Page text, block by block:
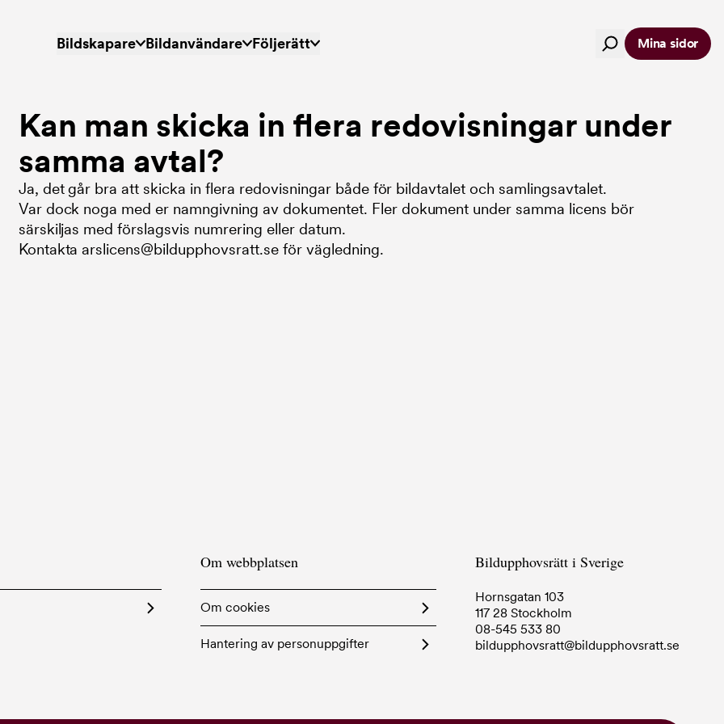
Huvudmeny
Bildskapare Bildanvändare Följerätt Mina sidor
Kan man skicka in flera redovisningar under
samma avtal?
Ja, det går bra att skicka in flera redovisningar både för bildavtalet och samlingsavtalet.
Var dock noga med er namngivning av dokumentet. Fler dokument under samma licens bör
särskiljas med förslagsvis numrering eller datum.
Kontakta arslicens@bildupphovsratt.se för vägledning.
Om webbplatsen
Om cookies
Hantering av personuppgifter
Bildupphovsrätt i Sverige
Hornsgatan 103
117 28 Stockholm
08-545 533 80
bildupphovsratt@bildupphovsratt.se